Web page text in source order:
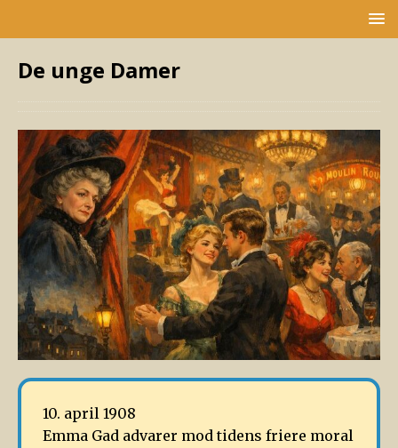
De unge Damer
10. april 1908
Emma Gad advarer mod tidens friere moral